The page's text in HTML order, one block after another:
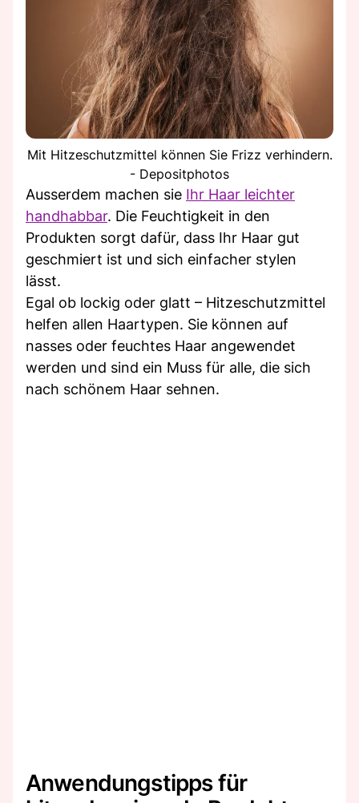
Mit Hitzeschutzmittel können Sie Frizz verhindern.
- Depositphotos
Ausserdem machen sie Ihr Haar leichter
handhabbar. Die Feuchtigkeit in den
Produkten sorgt dafür, dass Ihr Haar gut
geschmiert ist und sich einfacher stylen
lässt.
Egal ob lockig oder glatt – Hitzeschutzmittel
helfen allen Haartypen. Sie können auf
nasses oder feuchtes Haar angewendet
werden und sind ein Muss für alle, die sich
nach schönem Haar sehnen.
Anwendungstipps für